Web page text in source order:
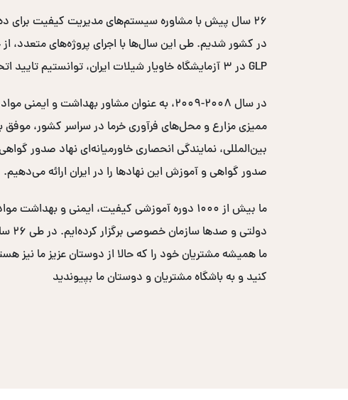
۲۶ سال پیش با مشاوره سیستم‌های مدیریت کیفیت
GLP در ۳ آزمایشگاه خاویار شیلات ایران، توانستیم تایید اتحادیه اروپایی را اخذ کرده و کد EC خاویار ایران را دریافت کنیم.
صدور گواهی و آموزش این نهادها را در ایران ارائه می‌دهیم.
ما بیش از ۱۰۰۰ دوره آموزشی کیفیت، ایمنی
ما همیشه مشتریان خود را که حالا از دوستان عزیز ما نیز
کنید و به باشگاه مشتریان و دوستان ما بپیوندید